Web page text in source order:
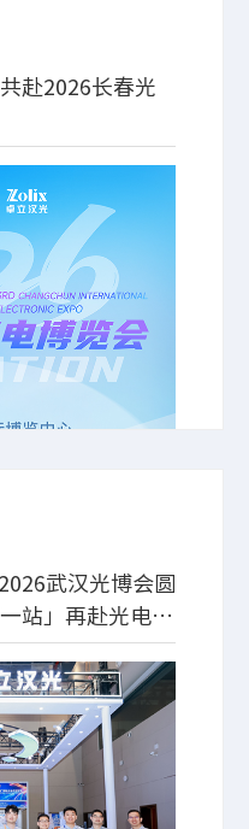
赴2026长春光
三届长春国际光电博
展会，卓立汉光携全
析仪器、光谱与成
品及前沿解决方案，
，诚邀您莅临交流！
武汉光博会圆
站」再赴光电新
国国际光电博览会
展会上，卓立汉光携
案亮相，从精密光机
电仪器的创新实力与
了众多行业专家、合
探技术前沿，共商合